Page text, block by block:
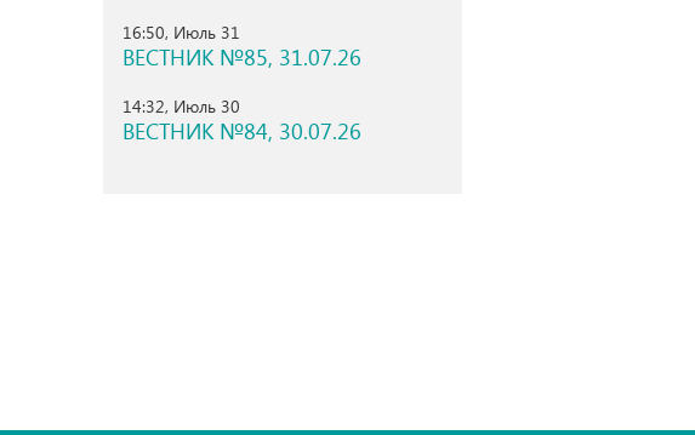
16:50, Июль 31
ВЕСТНИК №85, 31.07.26
14:32, Июль 30
ВЕСТНИК №84, 30.07.26